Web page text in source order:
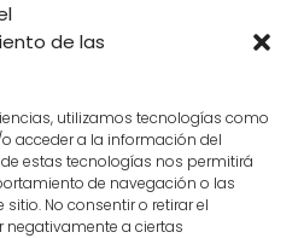
de las
utilizamos tecnologías como
acceder a la información del
estas tecnologías nos permitirá
de navegación o las
No consentir o retirar el
a ciertas
Logística
y logística: garantía de